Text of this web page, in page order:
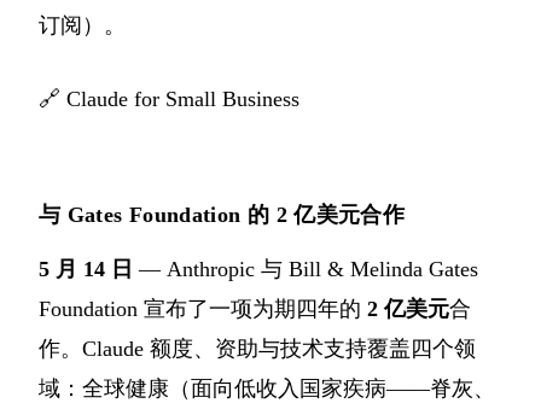
订阅）。
🔗 Claude for Small Business
与 Gates Foundation 的 2 亿美元合作
5 月 14 日 — Anthropic 与 Bill & Melinda Gates
Foundation 宣布了一项为期四年的 2 亿美元合
作。Claude 额度、资助与技术支持覆盖四个领
域：全球健康（面向低收入国家疾病——脊灰、